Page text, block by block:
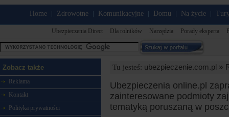
Home Zdrowotne Komunikacyjne Domu Na życie
Ubezpieczenia Direct Dla rolników Narzędzia Porady eksperta
Zobacz także
Reklama
Kontakt
Polityka prywatności
Tu jesteś: ubezpieczenie.com.pl »
Ubezpieczenia online.pl
zainteresowane podmioty
tematyką poruszaną w